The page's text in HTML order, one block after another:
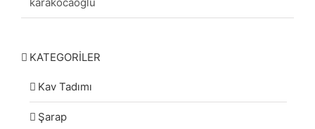
KATEGORİLER
Kav Tadımı
Şarap